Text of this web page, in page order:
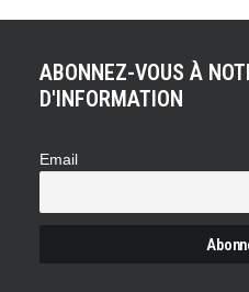
ABONNEZ-VOUS À
D'INFORMATION
Email